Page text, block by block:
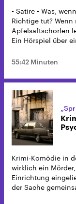
• Satire • Was,
Richtige tut?
Apfelsaftschorlen
Ein Hörspiel über
55:42 Minuten
Krimi-Komödie in
wirklich ein
Einrichtung
der Sache